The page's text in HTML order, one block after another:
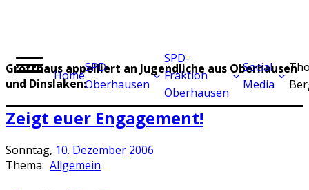
Home
SPD
Oberhausen
SPD-
Fraktion
Oberhausen
Social
Media
Grotthaus appelliert an Jugendliche aus Oberhausen
und Dinslaken:
Zeigt euer Engagement!
Sonntag, 10. Dezember 2006
Thema: Allgemein